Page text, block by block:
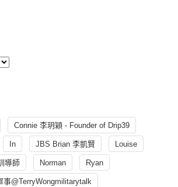
Connie 李玥穎 - Founder of Drip39
In JBS Brian 李凱賢 Louise
導師 Norman Ryan
事@TerryWongmilitarytalk